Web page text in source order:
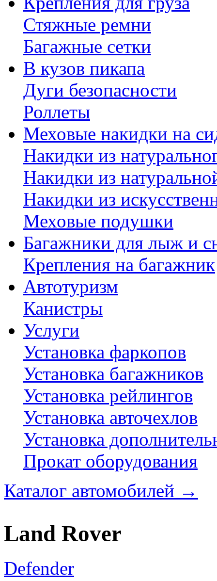
Стяжные ремни
Багажные сетки
В кузов пикапа
Дуги безопасности
Роллеты
Меховые накидки на
Накидки из
Накидки из
Накидки из
Меховые подушки
Багажники для лыж и
Крепления на багажник
Автотуризм
Канистры
Услуги
Установка фаркопов
Установка багажников
Установка рейлингов
Установка авточехлов
Установка
Прокат оборудования
Каталог автомобилей →
Land Rover
Defender